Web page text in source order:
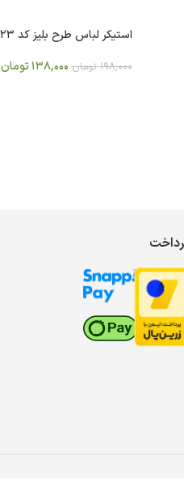
استیکر لباس طرح بلیز کد t123
198,000 تومان 138,000تومان